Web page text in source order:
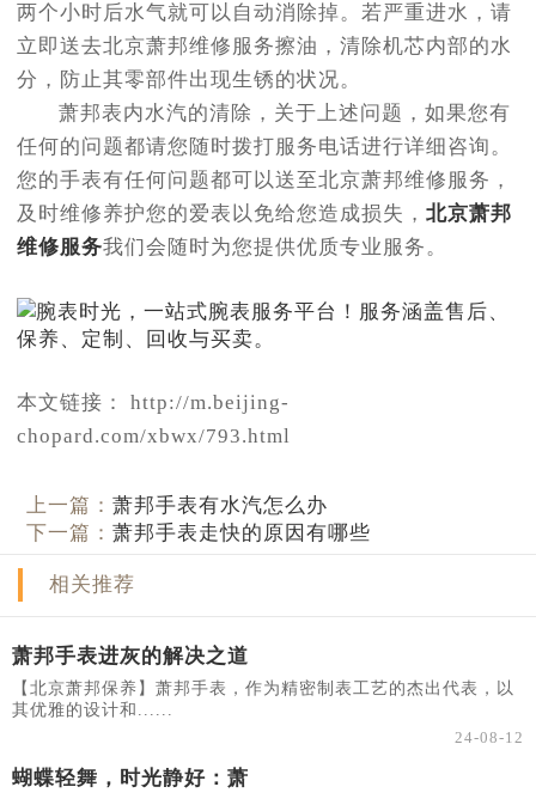
两个小时后水气就可以自动消除掉。若严重进水，请
立即送去北京萧邦维修服务擦油，清除机芯内部的水
分，防止其零部件出现生锈的状况。
萧邦表内水汽的清除，关于上述问题，如果您有
任何的问题都请您随时拨打服务电话进行详细咨询。
您的手表有任何问题都可以送至北京萧邦维修服务，
及时维修养护您的爱表以免给您造成损失， 北京萧邦
维修服务我们会随时为您提供优质专业服务。
本文链接： http://m.beijing-
chopard.com/xbwx/793.html
上一篇：萧邦手表有水汽怎么办
下一篇：萧邦手表走快的原因有哪些
相关推荐
萧邦手表进灰的解决之道
【北京萧邦保养】萧邦手表，作为精密制表工艺的杰出代表，以
其优雅的设计和......
24-08-12
蝴蝶轻舞，时光静好：萧